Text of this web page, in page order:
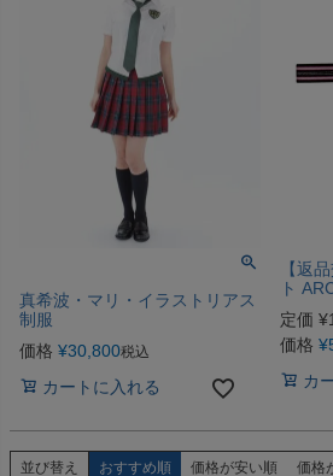
真希波・マリ・イラストリアス
制服
価格 ¥30,800税込
カートに入れる
【返
ト
定価 ¥
価格 ¥
カ
並び替え おすすめ順 価格が安い順 価格